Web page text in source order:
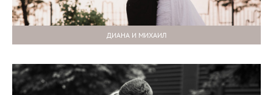
ДИАНА И МИХАИЛ